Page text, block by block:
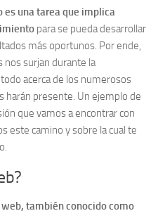
es una tarea que implica
para se pueda desarrollar
más oportunos. Por ende,
nos surjan durante la
acerca de los numerosos
harán presente. Un ejemplo de
que vamos a encontrar con
este camino y sobre la cual te
también conocido como